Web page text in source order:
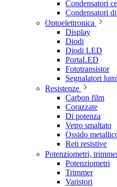
Condensatori
Condensatori
Optoelettronica
Display
Diodi
Diodi LED
PortaLED
Fototransistor
Segnalatori
Resistenze
Carbon film
Corazzate
Di potenza
Vetro smaltato
Ossido
Reti resistive
Potenziometri,
Potenziometri
Trimmer
Varistori